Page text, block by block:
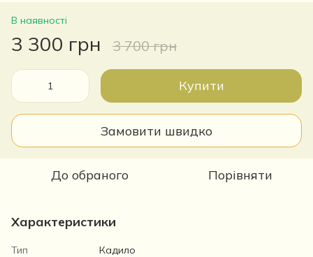
В наявності
3 300 грн 3 700 грн
Купити
Замовити швидко
До обраного Порівняти
Характеристики
Тип
Кадило